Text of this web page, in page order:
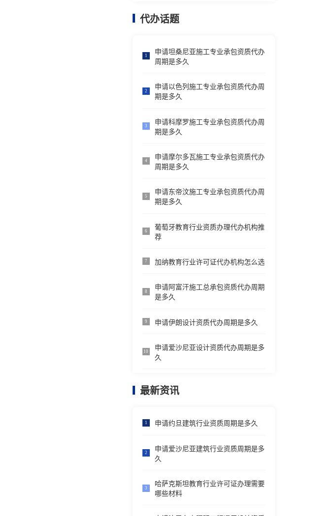
代办话题
1
申请坦桑尼亚施工专业承包资质代办
周期是多久
2
申请以色列施工专业承包资质代办周
期是多久
3
申请科摩罗施工专业承包资质代办周
期是多久
4
申请摩尔多瓦施工专业承包资质代办
周期是多久
5
申请东帝汶施工专业承包资质代办周
期是多久
6
葡萄牙教育行业资质办理代办机构推
荐
7 加纳教育行业许可证代办机构怎么选
8
申请阿富汗施工总承包资质代办周期
是多久
9 申请伊朗设计资质代办周期是多久
10
申请爱沙尼亚设计资质代办周期是多
久
最新资讯
1 申请约旦建筑行业资质周期是多久
2
申请爱沙尼亚建筑行业资质周期是多
久
3
哈萨克斯坦教育行业许可证办理需要
哪些材料